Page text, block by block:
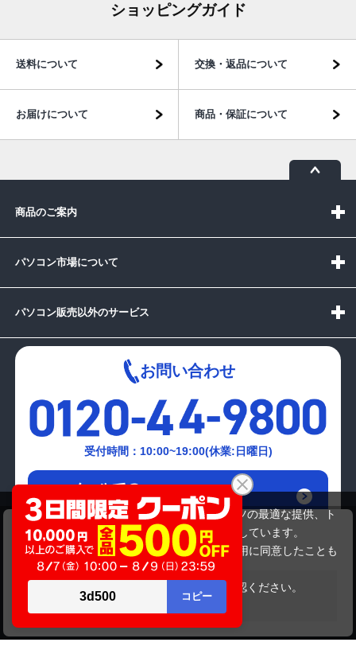
NEC PC-LS150DS1YR
商品価格 32,780円
在庫がありません
ショッピングガイド
送料について 交換・返品について
お届けについて 商品・保証について
商品のご案内
パソコン市場について
パソコン販売以外のサービス
お問い合わせ
受付時間：10:00~19:00(休業:日曜日)
メールでの
お問い合わせはこちら
当サイトでは利用体験の向上およびコンテンツの最適な提供、ト
ラフィックの分析を目的としてCookieを使用しています。
サイトの閲覧を継続された場合、Cookieの利用に同意したことも
のといたします。
をご確認ください。
承諾する